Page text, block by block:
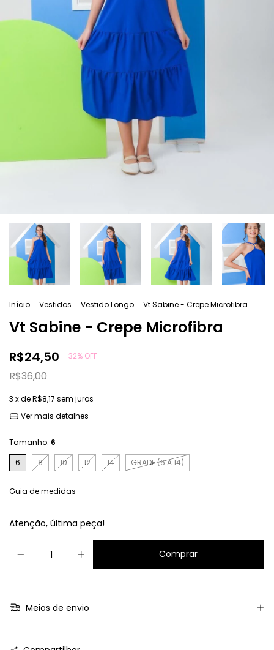
Início . Vestidos . Vestido Longo . Vt Sabine - Crepe Microfibra
Vt Sabine - Crepe Microfibra
R$24,50 -32% OFF
R$36,00
3 x deR$8,17 sem juros
Ver mais detalhes
Tamanho: 6
6
8 10 12 14 GRADE (6 A 14)
Guia de medidas
Atenção, última peça!
Meios de envio